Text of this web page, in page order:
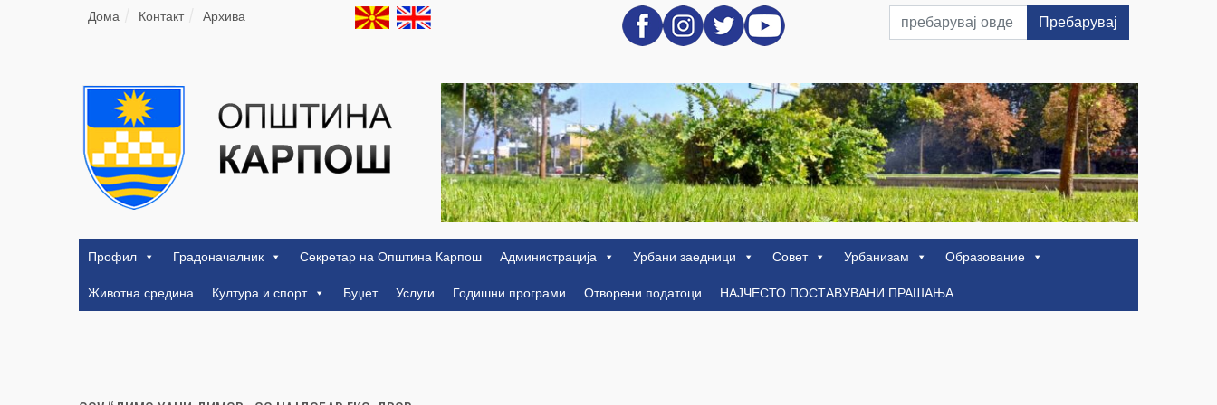
Дома Контакт Архива Пребарувај
Профил Градоначалник Секретар на Општина Карпош Администрација Урбани заедници Совет Урбанизам
Образование
Животна средина
Култура и спорт Буџет Услуги Годишни програми Отворени податоци НАЈЧЕСТО ПОСТАВУВАНИ ПРАШАЊА